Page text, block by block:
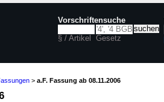
Vorschriftensuche
§ / Artikel Gesetz
> a.F. Fassung ab 08.11.2006